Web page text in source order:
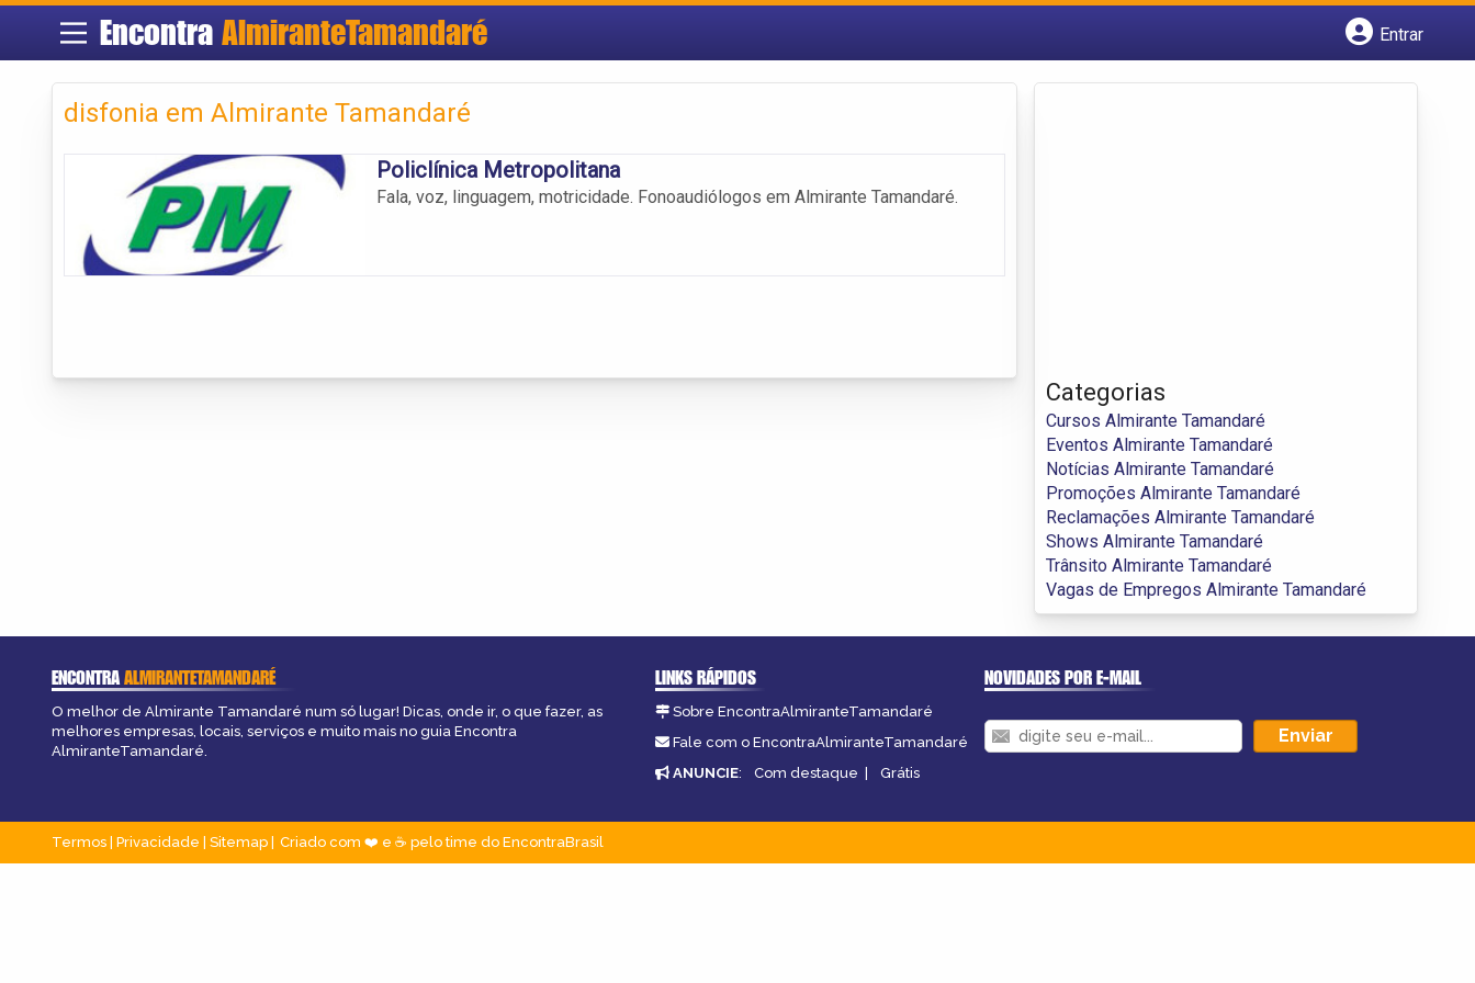
Encontra AlmiranteTamandaré
Entrar
disfonia em Almirante Tamandaré
Policlínica Metropolitana
Fala, voz, linguagem, motricidade. Fonoaudiólogos em Almirante Tamandaré.
Categorias
Cursos Almirante Tamandaré
Eventos Almirante Tamandaré
Notícias Almirante Tamandaré
Promoções Almirante Tamandaré
Reclamações Almirante Tamandaré
Shows Almirante Tamandaré
Trânsito Almirante Tamandaré
Vagas de Empregos Almirante Tamandaré
ENCONTRAALMIRANTETAMANDARÉ
O melhor de Almirante Tamandaré num só lugar! Dicas, onde ir, o que fazer, as
melhores empresas, locais, serviços e muito mais no guia Encontra
AlmiranteTamandaré.
LINKS RÁPIDOS
Sobre EncontraAlmiranteTamandaré
Fale com o EncontraAlmiranteTamandaré
ANUNCIE: Com destaque | Grátis
NOVIDADES POR E-MAIL
Termos | Privacidade | Sitemap Criado com ❤️ e ☕ pelo time do EncontraBrasil